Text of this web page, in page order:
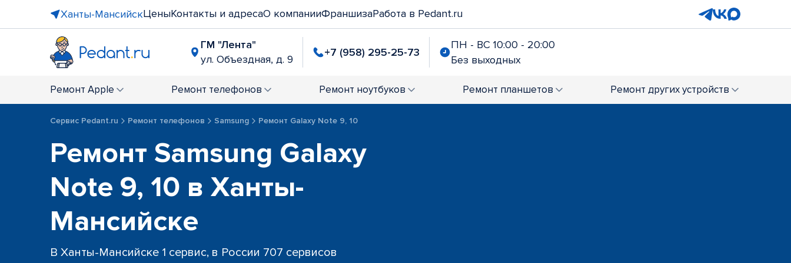
Ханты-МансийскЦеныКонтакты и адресаО компанииФраншизаРабота в Pedant.ru
ГМ "Лента"
ул. Объездная, д. 9
+7 (958) 295-25-73
ПН - ВС 10:00 - 20:00
Без выходных
Ремонт Apple Ремонт телефонов Ремонт ноутбуков Ремонт планшетов Ремонт других устройств
Сервис Pedant.ru Ремонт телефонов Samsung Ремонт Galaxy Note 9, 10
Ремонт Samsung Galaxy
Note 9, 10 в Ханты-
Мансийске
В Ханты-Мансийске 1 сервис, в России 707 сервисов